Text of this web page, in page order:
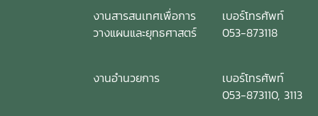
งานสารสนเทศเพื่อการ
วางแผนและยุทธศาสตร์
เบอร์โทรศัพท์
053-873118
งานอำนวยการ
เบอร์โทรศัพท์
053-873110, 3113